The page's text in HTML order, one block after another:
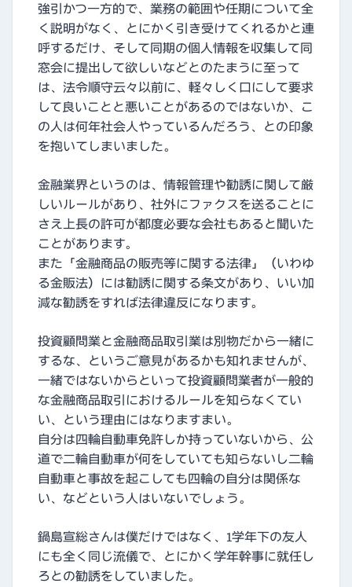
強引かつ一方的で、業務の範囲や任期について全
く説明がなく、とにかく引き受けてくれるかと連
呼するだけ、そして同期の個人情報を収集して同
窓会に提出して欲しいなどとのたまうに至って
は、法令順守云々以前に、軽々しく口にして要求
して良いことと悪いことがあるのではないか、こ
の人は何年社会人やっているんだろう、との印象
を抱いてしまいました。
金融業界というのは、情報管理や勧誘に関して厳
しいルールがあり、社外にファクスを送ることに
さえ上長の許可が都度必要な会社もあると聞いた
ことがあります。
また「金融商品の販売等に関する法律」（いわゆ
る金販法）には勧誘に関する条文があり、いい加
減な勧誘をすれば法律違反になります。
投資顧問業と金融商品取引業は別物だから一緒に
するな、というご意見があるかも知れませんが、
一緒ではないからといって投資顧問業者が一般的
な金融商品取引におけるルールを知らなくてい
い、という理由にはなりますまい。
自分は四輪自動車免許しか持っていないから、公
道で二輪自動車が何をしていても知らないし二輪
自動車と事故を起こしても四輪の自分は関係な
い、などという人はいないでしょう。
鍋島宣総さんは僕だけではなく、1学年下の友人
にも全く同じ流儀で、とにかく学年幹事に就任し
ろとの勧誘をしていました。